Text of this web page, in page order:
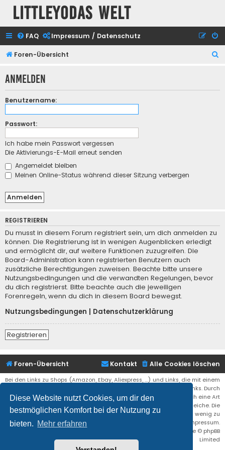
Diese Website nutzt Cookies, um dir den
bestmöglichen Komfort bei der Nutzung zu
bieten. Mehr erfahren
Littleyodas Welt
FAQ Impressum / Datenschutz
Foren-Übersicht
h
Anmelden
Benutzername:
Passwort:
Ich habe mein Passwort vergessen
Die Aktivierungs-E-Mail erneut senden
Angemeldet bleiben
Meinen Online-Status während dieser Sitzung verbergen
REGISTRIEREN
Du musst in diesem Forum registriert sein, um dich anmelden zu
können. Die Registrierung ist in wenigen Augenblicken erledigt
und ermöglicht dir, auf weitere Funktionen zuzugreifen. Die
Board-Administration kann registrierten Benutzern auch
zusätzliche Berechtigungen zuweisen. Beachte bitte unsere
Nutzungsbedingungen und die verwandten Regelungen, bevor
du dich registrierst. Bitte beachte auch die jeweiligen
Forenregeln, wenn du dich in diesem Board bewegst.
Nutzungsbedingungen
Datenschutzerklärung
Registrieren
Foren-Übersicht Alle Cookies löschen
Kontakt
Bei den Links zu Shops (Amazon, Ebay, Aliexpress, ...) und Links, die mit einem
Stern (*) markiert sind, kann es sich um sogenannte Affiliate Links. Durch
den Kauf eines Produktes über einen Affiliate Link erhälte ich eine Art
Umsatzbeteiligung gutgeschrieben. Für euch bleibt der Preis der gleiche. Die
Einnahmen helfen die Hostgebühren für diese Webseite ein wenig zu
reduzieren. Siehe auch das Impressum.
® Forum Software © phpBB
Limited